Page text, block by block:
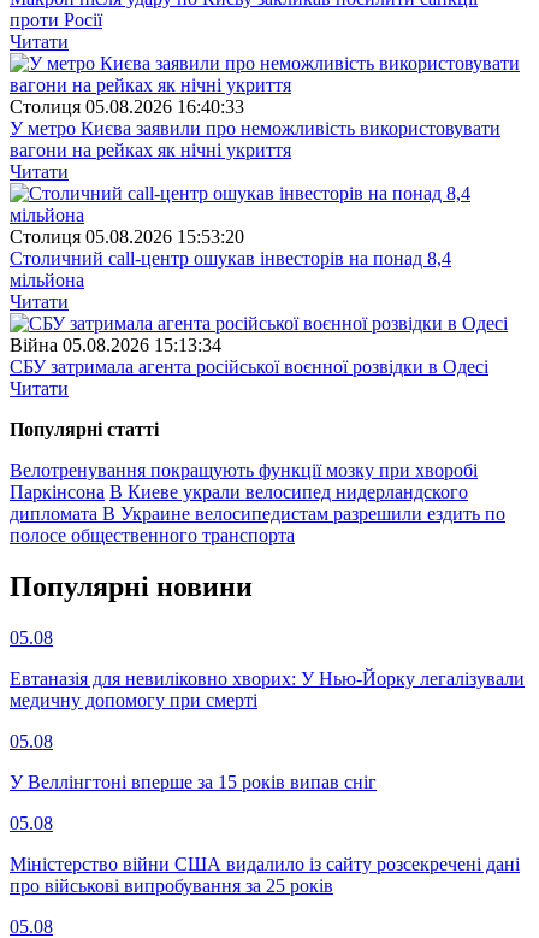
проти Росії
Читати
Столиця 05.08.2026 16:40:33
У метро Києва заявили про неможливість використовувати
вагони на рейках як нічні укриття
Читати
Столиця 05.08.2026 15:53:20
Столичний call-центр ошукав інвесторів на понад 8,4
мільйона
Читати
Війна 05.08.2026 15:13:34
СБУ затримала агента російської воєнної розвідки в Одесі
Читати
Популярнi статтi
Велотренування покращують функції мозку при хворобі
Паркінсона В Киеве украли велосипед нидерландского
дипломата В Украине велосипедистам разрешили ездить по
полосе общественного транспорта
Популярнi новини
05.08
Евтаназія для невиліковно хворих: У Нью-Йорку легалізували
медичну допомогу при смерті
05.08
У Веллінгтоні вперше за 15 років випав сніг
05.08
Міністерство війни США видалило із сайту розсекречені дані
про військові випробування за 25 років
05.08